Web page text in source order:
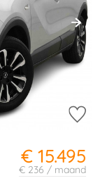
€ 15.495
€ 236 / maand